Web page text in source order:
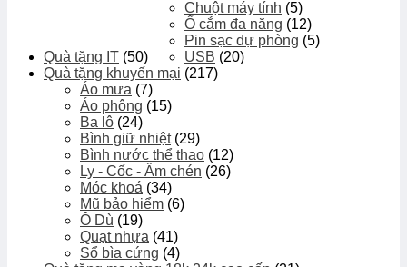
Quà tặng IT (50)
Chuột máy tính (5)
Ổ cắm đa năng (12)
Pin sạc dự phòng (5)
USB (20)
Quà tặng khuyến mại (217)
Áo mưa (7)
Áo phông (15)
Ba lô (24)
Bình giữ nhiệt (29)
Bình nước thể thao (12)
Ly - Cốc - Ấm chén (26)
Móc khoá (34)
Mũ bảo hiểm (6)
Ô Dù (19)
Quạt nhựa (41)
Sổ bìa cứng (4)